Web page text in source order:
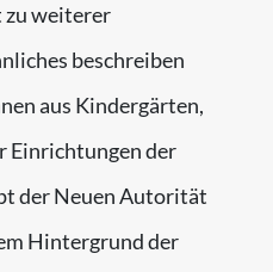
zu weiterer
beschreiben
aus Kindergärten,
Einrichtungen der
der Neuen Autorität
Hintergrund der